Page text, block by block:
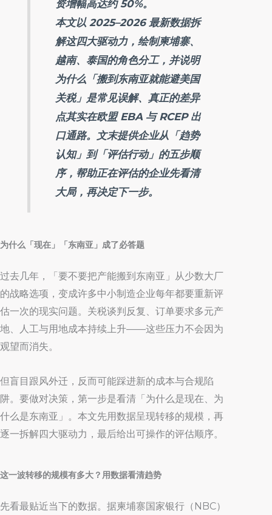
资增幅高达约 50%。
本文以 2025–2026 最新数据拆
解这四大驱动力，绘制柬埔寨、
越南、泰国的角色分工，并说明
为什么「搬到东南亚就能避美国
关税」是常见误解、真正的差异
点其实在欧盟 EBA 与 RCEP 出
口通路。文末提供企业从「趋势
认知」到「评估行动」的五步顺
序，帮助正在评估的企业先看清
大局，再决定下一步。
为什么「现在」「东南亚」成了必答题
过去几年，「要不要把产能搬到东南亚」从少数大厂
的战略选项，变成许多中小制造企业每年都要重新评
估一次的现实问题。关税谈判反复、订单要求多元产
地、人工与用地成本持续上升——这些压力不会因为
观望而消失。
但盲目跟风外迁，反而可能踩进新的成本与合规陷
阱。要做对决策，第一步是看清「为什么是现在、为
什么是东南亚」。本文先用数据呈现转移的规模，再
逐一拆解四大驱动力，最后给出可操作的评估顺序。
这一波转移的规模有多大？用数据看清趋势
先看最贴近当下的数据。据柬埔寨国家银行（NBC）